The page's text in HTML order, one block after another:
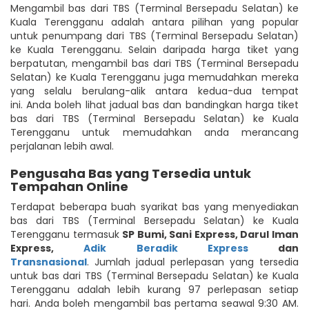
Mengambil bas dari TBS (Terminal Bersepadu Selatan) ke
Kuala Terengganu adalah antara pilihan yang popular
untuk penumpang dari TBS (Terminal Bersepadu Selatan)
ke Kuala Terengganu. Selain daripada harga tiket yang
berpatutan, mengambil bas dari TBS (Terminal Bersepadu
Selatan) ke Kuala Terengganu juga memudahkan mereka
yang selalu berulang-alik antara kedua-dua tempat
ini. Anda boleh lihat jadual bas dan bandingkan harga tiket
bas dari TBS (Terminal Bersepadu Selatan) ke Kuala
Terengganu untuk memudahkan anda merancang
perjalanan lebih awal.
Pengusaha Bas yang Tersedia untuk
Tempahan Online
Terdapat beberapa buah syarikat bas yang menyediakan
bas dari TBS (Terminal Bersepadu Selatan) ke Kuala
Terengganu termasuk SP Bumi, Sani Express, Darul Iman
Express,Adik Beradik Express
dan
Transnasional. Jumlah jadual perlepasan yang tersedia
untuk bas dari TBS (Terminal Bersepadu Selatan) ke Kuala
Terengganu adalah lebih kurang 97 perlepasan setiap
hari. Anda boleh mengambil bas pertama seawal 9:30 AM.